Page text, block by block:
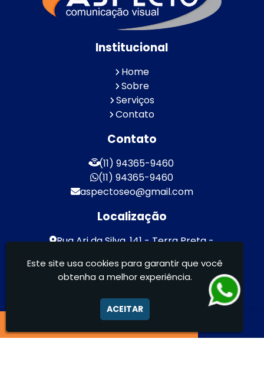
Institucional
Home
Sobre
Serviços
Contato
Contato
(11) 94365-9460
(11) 94365-9460
aspectoseo@gmail.com
Localização
Rua Ari da Silva, 141 - Terra Preta -
Aspecto Comunicação Visual Ltda -
Este site usa cookies para garantir que você
obtenha a melhor experiência.
ACEITAR